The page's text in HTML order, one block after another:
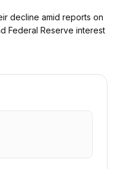
decline amid reports on
Federal Reserve interest